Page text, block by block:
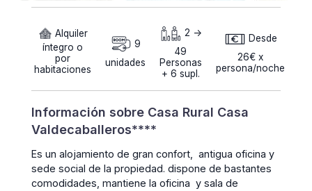
Alquiler
íntegro o
por
habitaciones
9
unidades
2 ->
49
Personas
+ 6 supl.
Desde
26€ x
persona/noche
Información sobre Casa Rural Casa
Valdecaballeros****
Es un alojamiento de gran confort, antigua oficina y
sede social de la propiedad. dispone de bastantes
comodidades, mantiene la oficina y sala de